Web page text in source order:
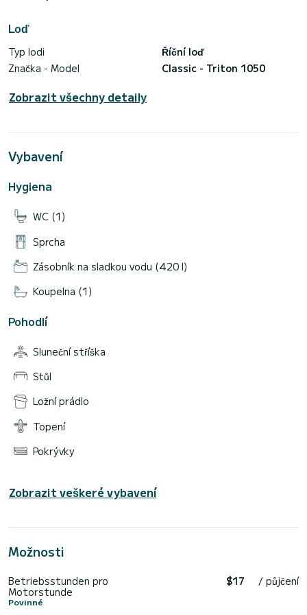
Loď
Typ lodi
Říční loď
Značka - Model
Classic - Triton 1050
Zobrazit všechny detaily
Vybavení
Hygiena
WC (1)
Sprcha
Zásobník na sladkou vodu (420 l)
Koupelna (1)
Pohodlí
Sluneční stříška
Stůl
Ložní prádlo
Topení
Pokrývky
Zobrazit veškeré vybavení
Možnosti
Betriebsstunden pro
Motorstunde
Povinné
$17 / půjčení